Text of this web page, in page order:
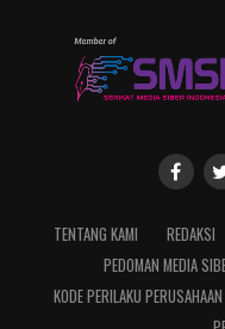
TENTANG KAMI REDAKSI
PEDOMAN MEDIA
KODE PERILAKU